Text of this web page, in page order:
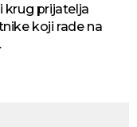
krug prijatelja
koji rade na